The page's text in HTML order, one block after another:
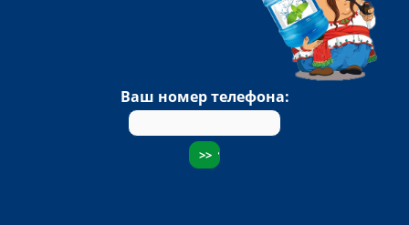
Ваш номер телефона: